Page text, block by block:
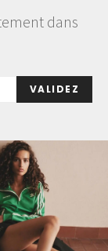
dans
VALIDEZ